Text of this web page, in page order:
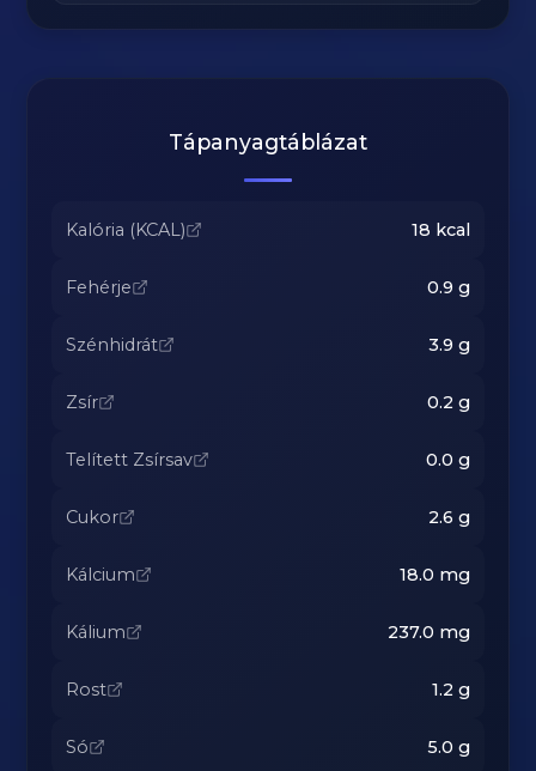
Tápanyagtáblázat
Kalória (KCAL) 18 kcal
Fehérje 0.9 g
Szénhidrát 3.9 g
Zsír 0.2 g
Telített Zsírsav 0.0 g
Cukor 2.6 g
Kálcium 18.0 mg
Kálium 237.0 mg
Rost 1.2 g
Só 5.0 g